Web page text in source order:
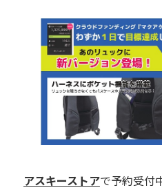
アスキーストアで予約受付